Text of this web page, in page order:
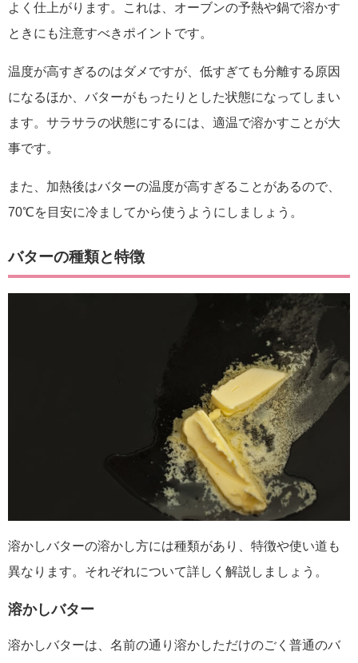
よく仕上がります。これは、オーブンの予熱や鍋で溶かす
ときにも注意すべきポイントです。
温度が高すぎるのはダメですが、低すぎても分離する原因
になるほか、バターがもったりとした状態になってしまい
ます。サラサラの状態にするには、適温で溶かすことが大
事です。
また、加熱後はバターの温度が高すぎることがあるので、
70℃を目安に冷ましてから使うようにしましょう。
バターの種類と特徴
溶かしバターの溶かし方には種類があり、特徴や使い道も
異なります。それぞれについて詳しく解説しましょう。
溶かしバター
溶かしバターは、名前の通り溶かしただけのごく普通のバ